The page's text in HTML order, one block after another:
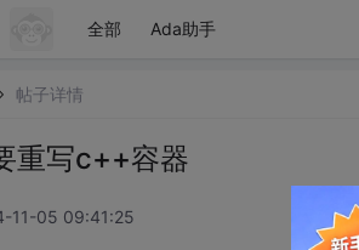
全部 Ada助手
帖子详情
重写c++容器
11-05 09:41:25